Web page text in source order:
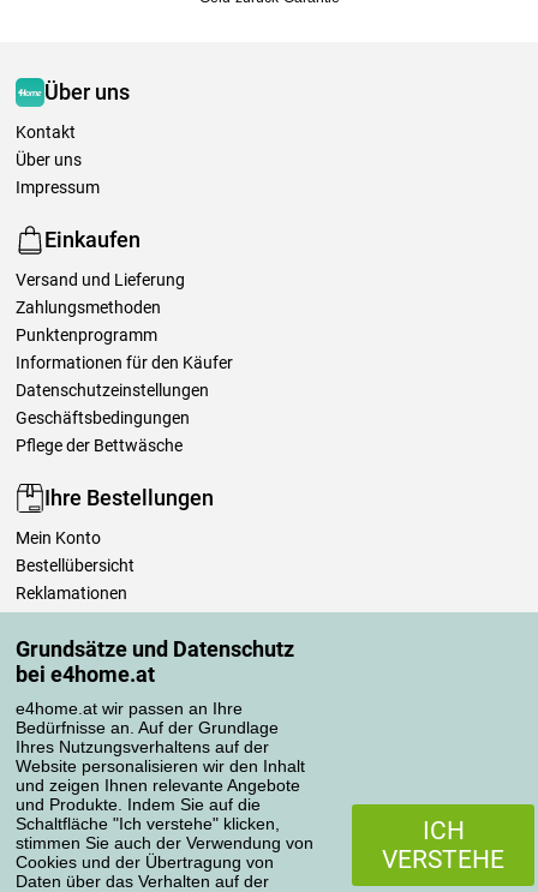
Grundsätze und Datenschutz
bei e4home.at
e4home.at wir passen an Ihre
Bedürfnisse an. Auf der Grundlage
Ihres Nutzungsverhaltens auf der
Website personalisieren wir den Inhalt
und zeigen Ihnen relevante Angebote
und Produkte. Indem Sie auf die
Schaltfläche "Ich verstehe" klicken,
stimmen Sie auch der Verwendung von
Cookies und der Übertragung von
Daten über das Verhalten auf der
ICH
VERSTEHE
Über uns
Kontakt
Über uns
Impressum
Einkaufen
Versand und Lieferung
Zahlungsmethoden
Punktenprogramm
Informationen für den Käufer
Datenschutzeinstellungen
Geschäftsbedingungen
Pflege der Bettwäsche
Ihre Bestellungen
Mein Konto
Bestellübersicht
Reklamationen
Einfach mehr wissen
Richtlinien zur Verarbeitung von Bewertungen
Transportarten
Zahlungsmethoden